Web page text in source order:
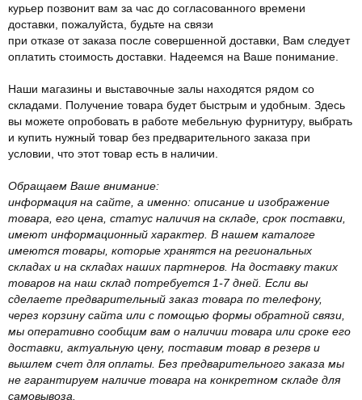
курьер позвонит вам за час до согласованного времени
доставки, пожалуйста, будьте на связи
при отказе от заказа после совершенной доставки, Вам следует
оплатить стоимость доставки. Надеемся на Ваше понимание.
Наши магазины и выставочные залы находятся рядом со
складами. Получение товара будет быстрым и удобным. Здесь
вы можете опробовать в работе мебельную фурнитуру, выбрать
и купить нужный товар без предварительного заказа при
условии, что этот товар есть в наличии.
Обращаем Ваше внимание:
информация на сайте, а именно: описание и изображение
товара, его цена, статус наличия на складе, срок поставки,
имеют информационный характер. В нашем каталоге
имеются товары, которые хранятся на региональных
складах и на складах наших партнеров. На доставку таких
товаров на наш склад потребуется 1-7 дней. Если вы
сделаете предварительный заказ товара по телефону,
через корзину сайта или с помощью формы обратной связи,
мы оперативно сообщим вам о наличии товара или сроке его
доставки, актуальную цену, поставим товар в резерв и
вышлем счет для оплаты. Без предварительного заказа мы
не гарантируем наличие товара на конкретном складе для
самовывоза.